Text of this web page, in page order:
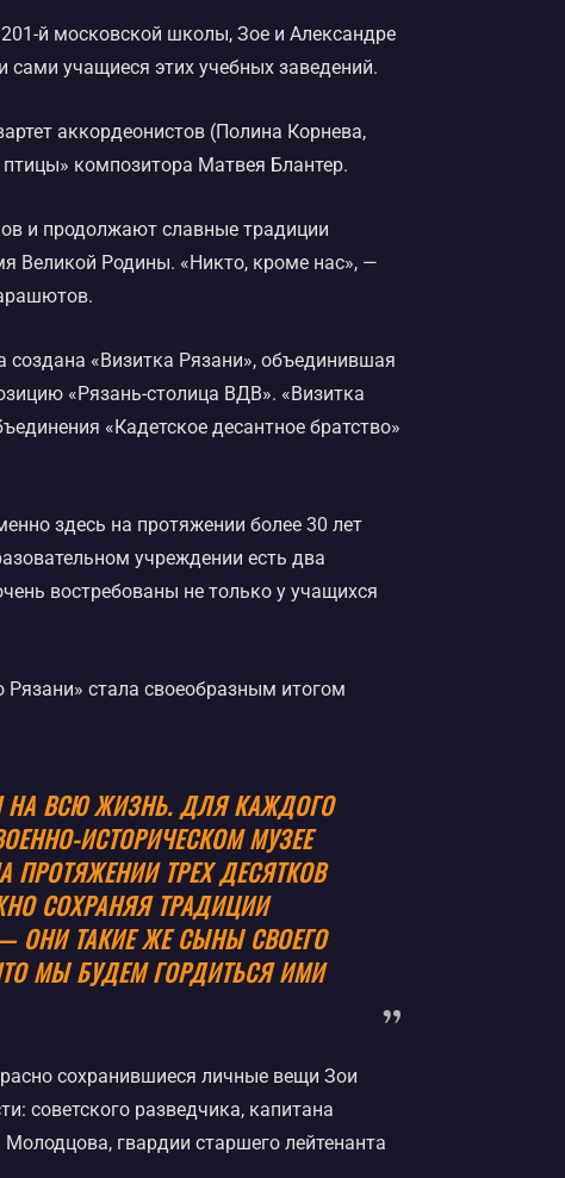
й московской школы, Зое и Александре
учащиеся этих учебных заведений.
аккордеонистов (Полина Корнева,
композитора Матвея Блантер.
и продолжают славные традиции
Великой Родины. «Никто, кроме нас», —
«Визитка Рязани», объединившая
«Рязань-столица ВДВ». «Визитка
«Кадетское десантное братство»
здесь на протяжении более 30 лет
учреждении есть два
востребованы не только у учащихся
стала своеобразным итогом
НА ВСЮ ЖИЗНЬ. ДЛЯ КАЖДОГО
ИСТОРИЧЕСКОМ МУЗЕЕ
ТРЕХ ДЕСЯТКОВ
СОХРАНЯЯ ТРАДИЦИИ
ОНИ ТАКИЕ ЖЕ СЫНЫ СВОЕГО
МЫ БУДЕМ ГОРДИТЬСЯ ИМИ
сохранившиеся личные вещи Зои
советского разведчика, капитана
гвардии старшего лейтенанта